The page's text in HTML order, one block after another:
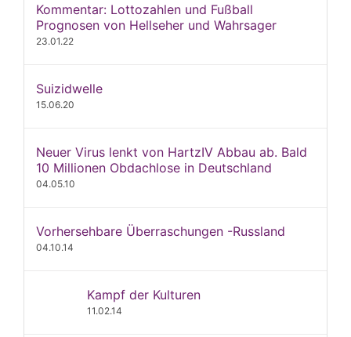
Kommentar: Lottozahlen und Fußball
Prognosen von Hellseher und Wahrsager
23.01.22
Suizidwelle
15.06.20
Neuer Virus lenkt von HartzIV Abbau ab. Bald
10 Millionen Obdachlose in Deutschland
04.05.10
Vorhersehbare Überraschungen -Russland
04.10.14
Kampf der Kulturen
11.02.14